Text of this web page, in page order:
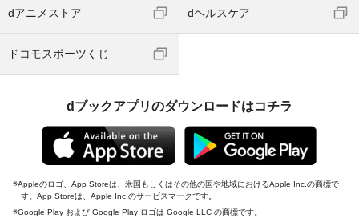
dアニメストア dヘルスケア
ドコモスポーツくじ
dブックアプリのダウンロードはコチラ
Appleのロゴ、App Storeは、米国もしくはその他の国や地域におけるApple Inc.の商標で
す。App Storeは、Apple Inc.のサービスマークです。
Google Play および Google Play ロゴは Google LLC の商標です。